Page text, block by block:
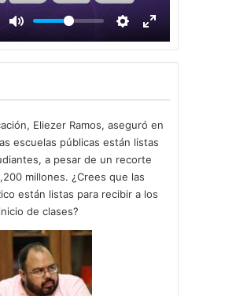
l
a
y
Eliezer Ramos, aseguró en
escuelas públicas están listas
a pesar de un recorte
millones. ¿Crees que las
están listas para recibir a los
de clases?